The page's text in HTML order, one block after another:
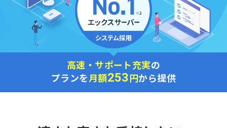
高速・サポート充実の
プランを月額253 円から提供